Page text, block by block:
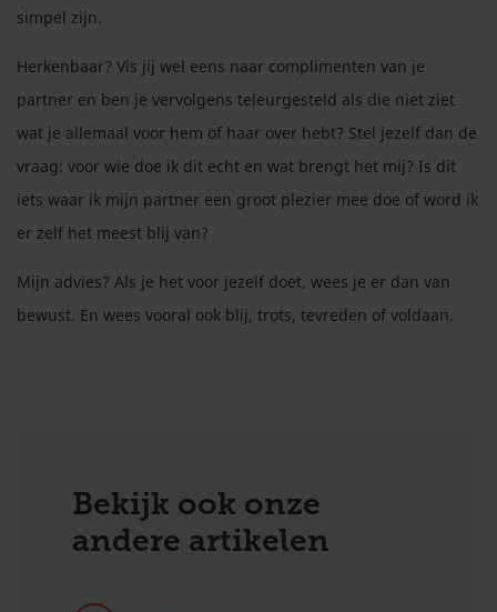
simpel zijn.
Herkenbaar? Vis jij wel eens naar complimenten van je
partner en ben je vervolgens teleurgesteld als die niet ziet
wat je allemaal voor hem of haar over hebt? Stel jezelf dan de
vraag: voor wie doe ik dit echt en wat brengt het mij? Is dit
iets waar ik mijn partner een groot plezier mee doe of word ik
er zelf het meest blij van?
Mijn advies? Als je het voor jezelf doet, wees je er dan van
bewust. En wees vooral ook blij, trots, tevreden of voldaan.
Bekijk ook onze
andere artikelen